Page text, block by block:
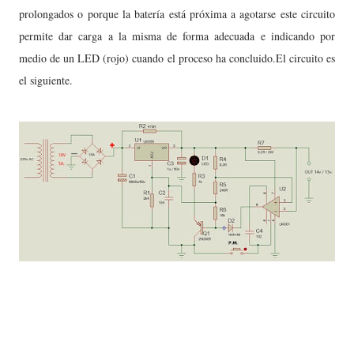
prolongados o porque la batería está próxima a agotarse este circuito
permite dar carga a la misma de forma adecuada e indicando por
medio de un LED (rojo) cuando el proceso ha concluido.El circuito es
el siguiente.